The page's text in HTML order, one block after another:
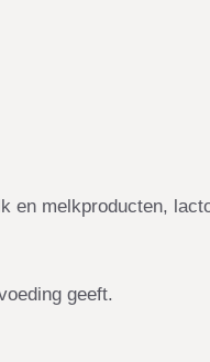
en melkproducten,
geeft.